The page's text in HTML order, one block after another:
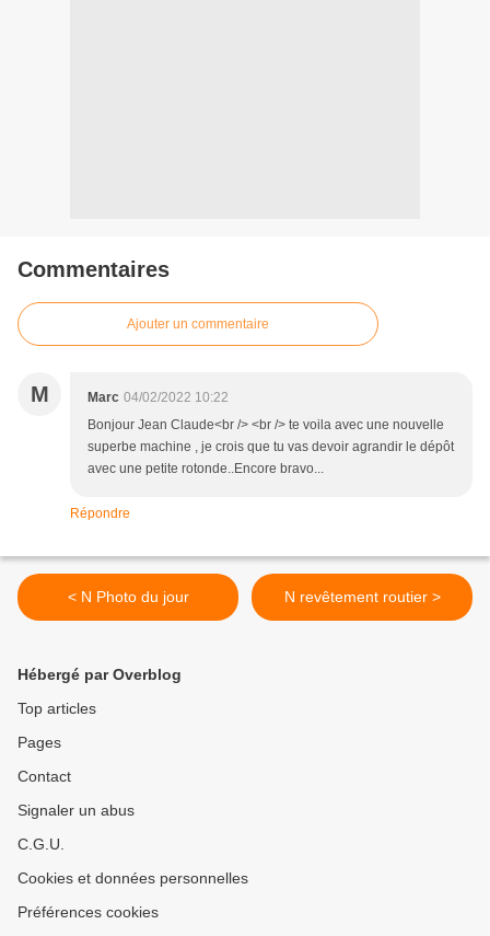
Commentaires
Ajouter un commentaire
M Marc 04/02/2022 10:22
Bonjour Jean Claude<br /> <br /> te voila avec une nouvelle
superbe machine , je crois que tu vas devoir agrandir le dépôt
avec une petite rotonde..Encore bravo...
Répondre
< N Photo du jour N revêtement routier >
Hébergé par Overblog
Top articles
Pages
Contact
Signaler un abus
C.G.U.
Cookies et données personnelles
Préférences cookies